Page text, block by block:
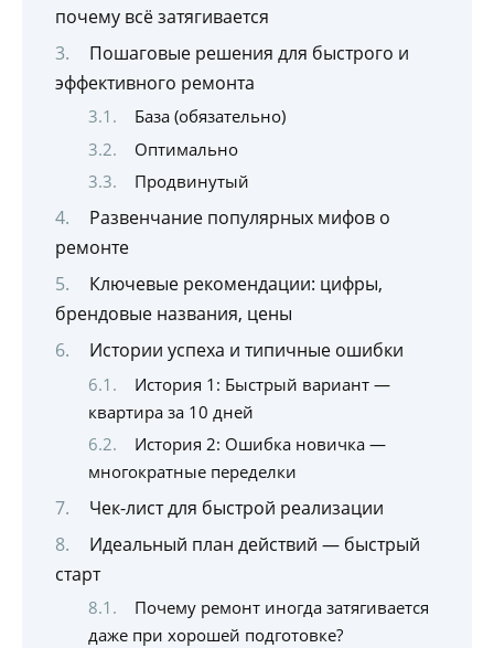
почему всё затягивается
Пошаговые решения для быстрого и
эффективного ремонта
База (обязательно)
Оптимально
Продвинутый
Развенчание популярных мифов о
ремонте
Ключевые рекомендации: цифры,
брендовые названия, цены
Истории успеха и типичные ошибки
История 1: Быстрый вариант —
квартира за 10 дней
История 2: Ошибка новичка —
многократные переделки
Чек-лист для быстрой реализации
Идеальный план действий — быстрый
старт
Почему ремонт иногда затягивается
даже при хорошей подготовке?